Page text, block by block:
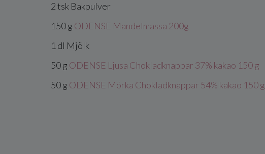
2tsk Bakpulver
150g ODENSE Mandelmassa 200g
1 dl Mjölk
50g ODENSE Ljusa Chokladknappar 37% kakao 150 g
50g ODENSE Mörka Chokladknappar 54% kakao 150 g